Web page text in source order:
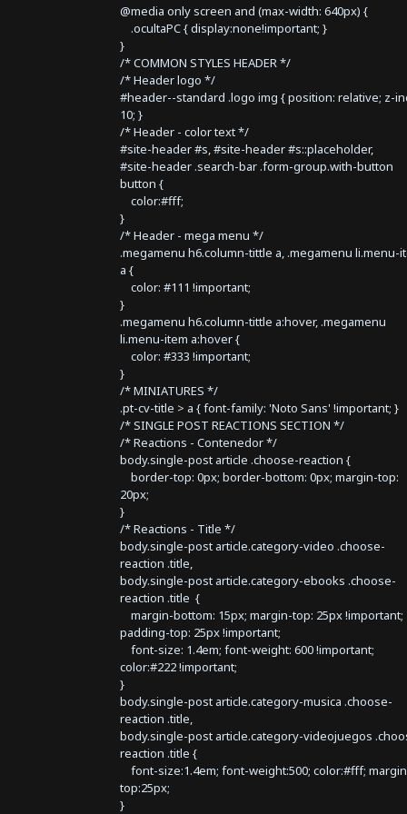
@media only screen and (max-width: 640px) {
.ocultaPC { display:none!important; }
}
/* COMMON STYLES HEADER */
/* Header logo */
#header--standard .logo img { position: relative; z-
10; }
/* Header - color text */
#site-header #s, #site-header #s::placeholder,
#site-header .search-bar .form-group.with-button
button {
color:#fff;
}
/* Header - mega menu */
.megamenu h6.column-tittle a, .megamenu li.menu-
a {
color: #111 !important;
}
.megamenu h6.column-tittle a:hover, .megamenu
li.menu-item a:hover {
color: #333 !important;
}
/* MINIATURES */
.pt-cv-title > a { font-family: 'Noto Sans' !important; }
/* SINGLE POST REACTIONS SECTION */
/* Reactions - Contenedor */
body.single-post article .choose-reaction {
border-top: 0px; border-bottom: 0px; margin-top:
20px;
}
/* Reactions - Title */
body.single-post article.category-video .choose-
reaction .title,
body.single-post article.category-ebooks .choose-
reaction .title {
margin-bottom: 15px; margin-top: 25px !important;
padding-top: 25px !important;
font-size: 1.4em; font-weight: 600 !important;
color:#222 !important;
}
body.single-post article.category-musica .choose-
reaction .title,
body.single-post article.category-videojuegos
reaction .title {
font-size:1.4em; font-weight:500; color:#fff;
top:25px;
}